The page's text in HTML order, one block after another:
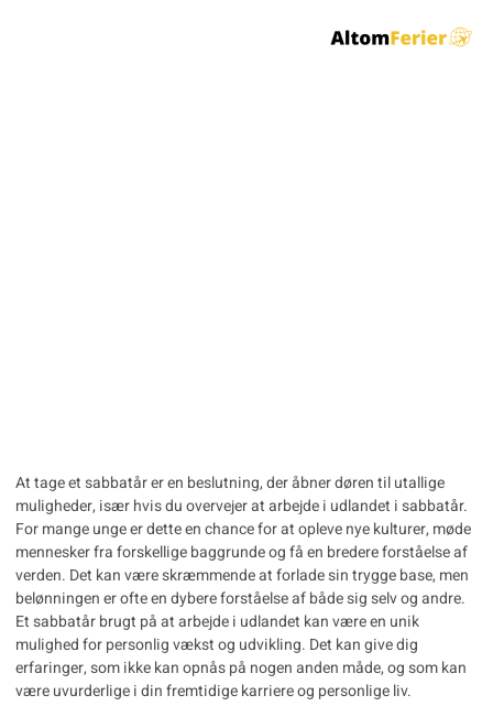
At tage et sabbatår er en beslutning, der åbner døren til utallige
muligheder, især hvis du overvejer at arbejde i udlandet i sabbatår.
For mange unge er dette en chance for at opleve nye kulturer, møde
mennesker fra forskellige baggrunde og få en bredere forståelse af
verden. Det kan være skræmmende at forlade sin trygge base, men
belønningen er ofte en dybere forståelse af både sig selv og andre.
Et sabbatår brugt på at arbejde i udlandet kan være en unik
mulighed for personlig vækst og udvikling. Det kan give dig
erfaringer, som ikke kan opnås på nogen anden måde, og som kan
være uvurderlige i din fremtidige karriere og personlige liv.